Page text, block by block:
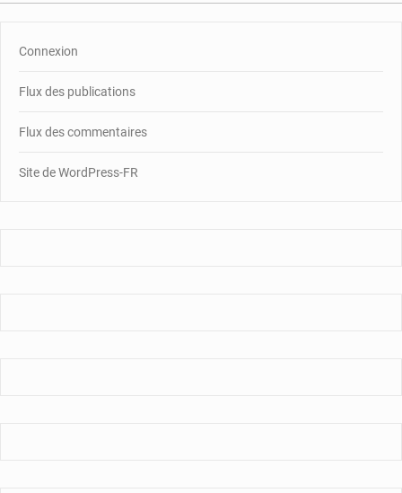
Connexion
Flux des publications
Flux des commentaires
Site de WordPress-FR